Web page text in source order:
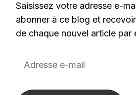
Saisissez votre adresse e-
abonner à ce blog et
de chaque nouvel article par
Adresse
mail